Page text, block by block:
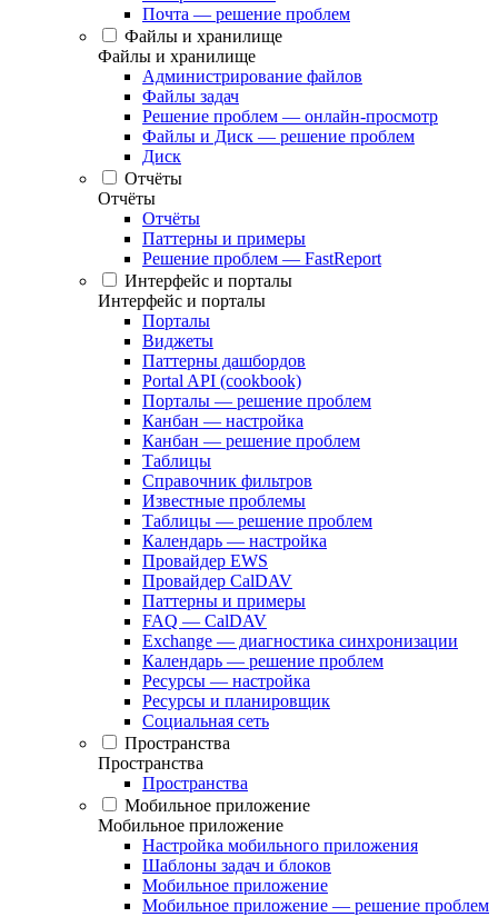
Почта — решение проблем
Файлы и хранилище
Файлы и хранилище
Администрирование файлов
Файлы задач
Решение проблем — онлайн-просмотр
Файлы и Диск — решение проблем
Диск
Отчёты
Отчёты
Отчёты
Паттерны и примеры
Решение проблем — FastReport
Интерфейс и порталы
Интерфейс и порталы
Порталы
Виджеты
Паттерны дашбордов
Portal API (cookbook)
Порталы — решение проблем
Канбан — настройка
Канбан — решение проблем
Таблицы
Справочник фильтров
Известные проблемы
Таблицы — решение проблем
Календарь — настройка
Провайдер EWS
Провайдер CalDAV
Паттерны и примеры
FAQ — CalDAV
Exchange — диагностика синхронизации
Календарь — решение проблем
Ресурсы — настройка
Ресурсы и планировщик
Социальная сеть
Пространства
Пространства
Пространства
Мобильное приложение
Мобильное приложение
Настройка мобильного приложения
Шаблоны задач и блоков
Мобильное приложение
Мобильное приложение — решение проблем